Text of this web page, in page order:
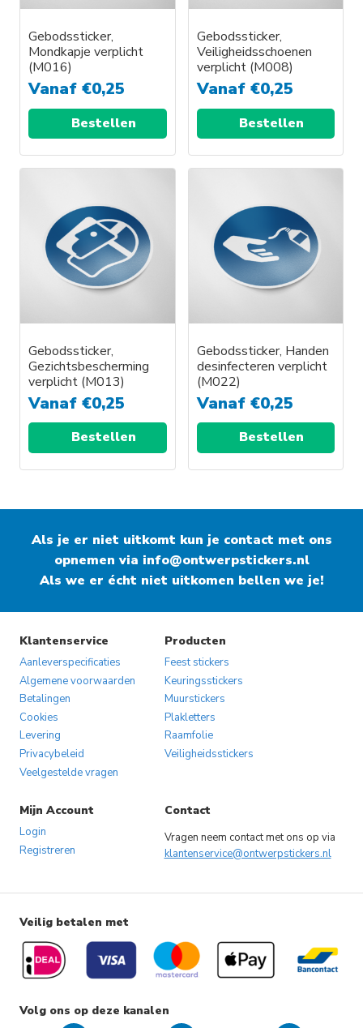
Gebodssticker,
Mondkapje verplicht
(M016)
Vanaf €0,25
Bestellen
Gebodssticker,
Veiligheidsschoenen
verplicht (M008)
Vanaf €0,25
Bestellen
Gebodssticker,
Gezichtsbescherming
verplicht (M013)
Vanaf €0,25
Bestellen
Gebodssticker, Handen
desinfecteren verplicht
(M022)
Vanaf €0,25
Bestellen
Als je er niet uitkomt kun je contact met ons
opnemen via info@ontwerpstickers.nl
Als we er écht niet uitkomen bellen we je!
Klantenservice
Aanleverspecificaties
Algemene voorwaarden
Betalingen
Cookies
Levering
Privacybeleid
Veelgestelde vragen
Producten
Feest stickers
Keuringsstickers
Muurstickers
Plakletters
Raamfolie
Veiligheidsstickers
Mijn Account
Login
Registreren
Contact
Vragen neem contact met ons op via
klantenservice@ontwerpstickers.nl
Veilig betalen met
Volg ons op deze kanalen